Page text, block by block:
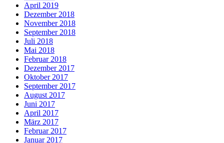
April 2019
Dezember 2018
November 2018
September 2018
Juli 2018
Mai 2018
Februar 2018
Dezember 2017
Oktober 2017
September 2017
August 2017
Juni 2017
April 2017
März 2017
Februar 2017
Januar 2017